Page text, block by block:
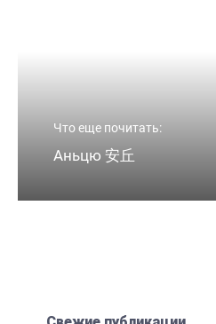
Что еще почитать:
Аньцю 安丘